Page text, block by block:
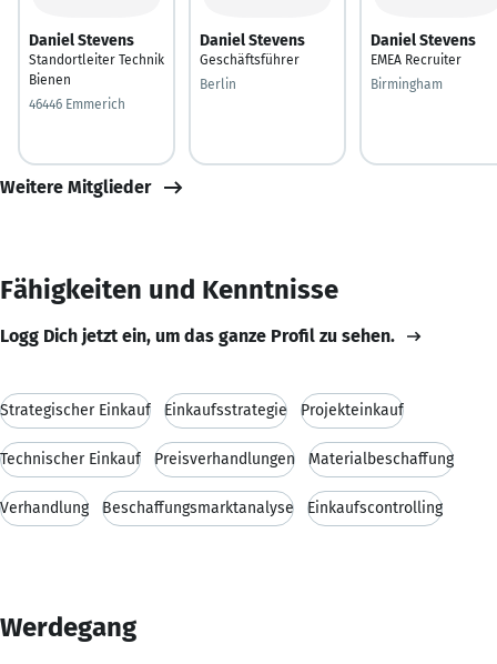
Daniel Stevens
Standortleiter Technik
Bienen
46446 Emmerich
Daniel Stevens
Geschäftsführer
Berlin
Daniel Stevens
EMEA Recruiter
Birmingham
Weitere Mitglieder
Fähigkeiten und Kenntnisse
Logg Dich jetzt ein, um das ganze Profil zu sehen.
Strategischer Einkauf Einkaufsstrategie Projekteinkauf
Technischer Einkauf Preisverhandlungen Materialbeschaffung
Verhandlung Beschaffungsmarktanalyse Einkaufscontrolling
Werdegang